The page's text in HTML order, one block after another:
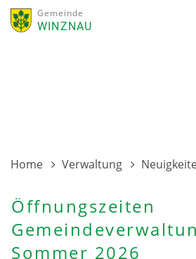
Gemeinde
WINZNAU
Home Verwaltung
Öffnungszeiten
Sommer 2026